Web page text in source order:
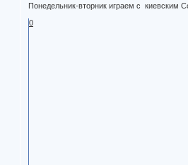
Понедельник-вторник играем с киевским
0